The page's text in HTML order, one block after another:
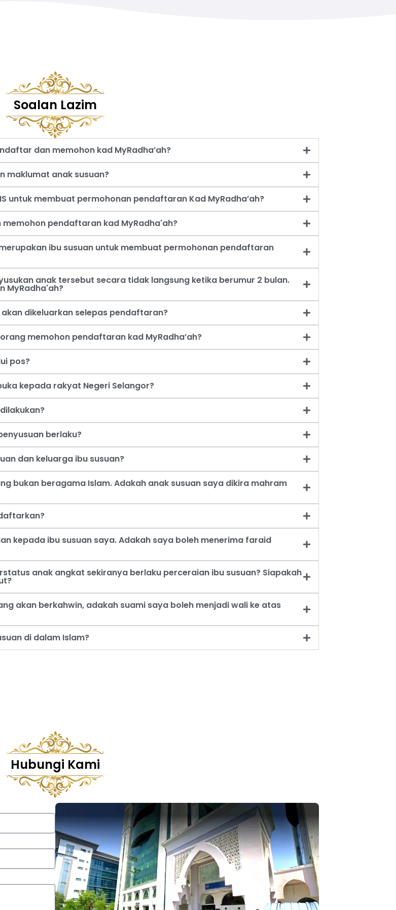
Soalan Lazim
dan memohon kad MyRadha’ah?
maklumat anak susuan?
untuk membuat permohonan pendaftaran Kad MyRadha’ah?
pendaftaran kad MyRadha'ah?
ibu susuan untuk membuat permohonan pendaftaran
anak tersebut secara tidak langsung ketika berumur 2 bulan.
MyRadha'ah?
dikeluarkan selepas pendaftaran?
memohon pendaftaran kad MyRadha’ah?
pos?
kepada rakyat Negeri Selangor?
berlaku?
dan keluarga ibu susuan?
bukan beragama Islam. Adakah anak susuan saya dikira mahram
kepada ibu susuan saya. Adakah saya boleh menerima faraid
anak angkat sekiranya berlaku perceraian ibu susuan? Siapakah
akan berkahwin, adakah suami saya boleh menjadi wali ke atas
di dalam Islam?
Hubungi Kami